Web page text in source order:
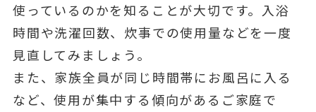
使っているのかを知ることが大切です。入浴
時間や洗濯回数、炊事での使用量などを一度
見直してみましょう。
また、家族全員が同じ時間帯にお風呂に入る
など、使用が集中する傾向があるご家庭で